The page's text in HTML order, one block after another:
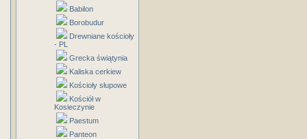
Babilon
Borobudur
Drewniane kościoły
- PL
Grecka świątynia
Kaliska cerkiew
Kościoły słupowe
Kościół w
Kosieczynie
Paestum
Panteon